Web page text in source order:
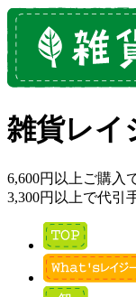
雑貨レイ
6,600円以上ご購入
3,300円以上で代引